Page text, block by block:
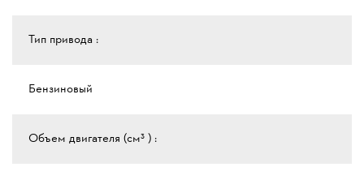
Тип привода :
Бензиновый
Объем двигателя (см³ ) :